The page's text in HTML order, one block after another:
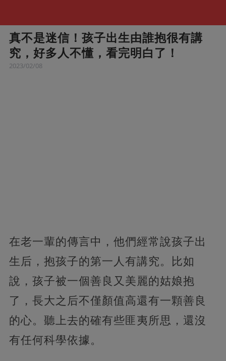
真不是迷信！孩子出生由誰抱很有講
究，好多人不懂，看完明白了！
2023/02/08
在老一輩的傳言中，他們經常說孩子出
生后，抱孩子的第一人有講究。比如
說，孩子被一個善良又美麗的姑娘抱
了，長大之后不僅顏值高還有一顆善良
的心。聽上去的確有些匪夷所思，還沒
有任何科學依據。